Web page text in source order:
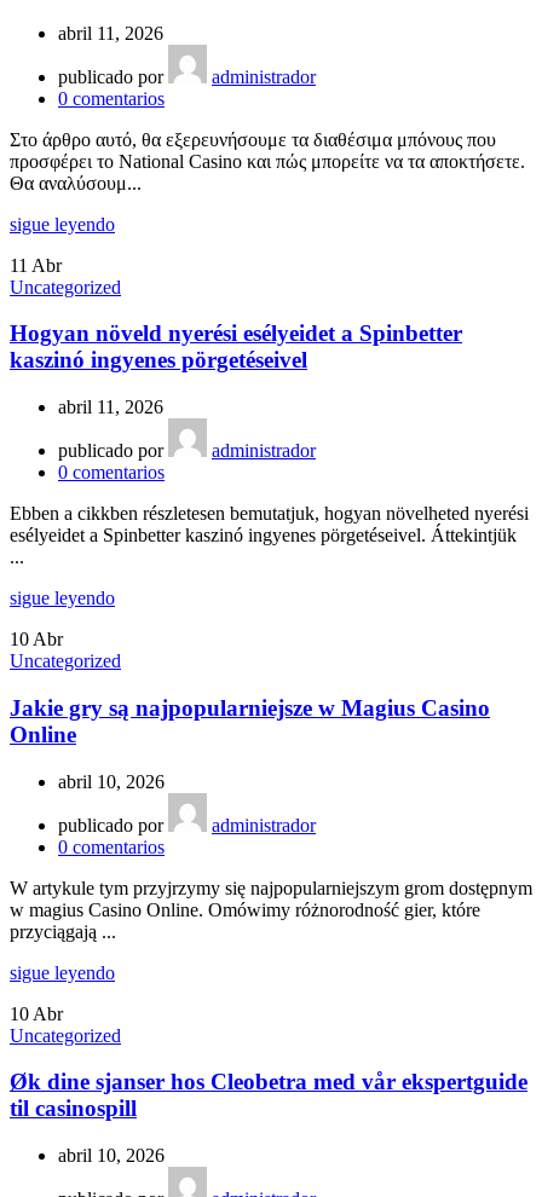
abril 11, 2026
publicado por
administrador
0 comentarios
Στο άρθρο αυτό, θα εξερευνήσουμε τα διαθέσιμα μπόνους που
προσφέρει το National Casino και πώς μπορείτε να τα αποκτήσετε.
Θα αναλύσουμ...
sigue leyendo
11 Abr
Uncategorized
Hogyan növeld nyerési esélyeidet a Spinbetter
kaszinó ingyenes pörgetéseivel
abril 11, 2026
publicado por
administrador
0 comentarios
Ebben a cikkben részletesen bemutatjuk, hogyan növelheted nyerési
esélyeidet a Spinbetter kaszinó ingyenes pörgetéseivel. Áttekintjük
...
sigue leyendo
10 Abr
Uncategorized
Jakie gry są najpopularniejsze w Magius Casino
Online
abril 10, 2026
publicado por
administrador
0 comentarios
W artykule tym przyjrzymy się najpopularniejszym grom dostępnym
w magius Casino Online. Omówimy różnorodność gier, które
przyciągają ...
sigue leyendo
10 Abr
Uncategorized
Øk dine sjanser hos Cleobetra med vår ekspertguide
til casinospill
abril 10, 2026